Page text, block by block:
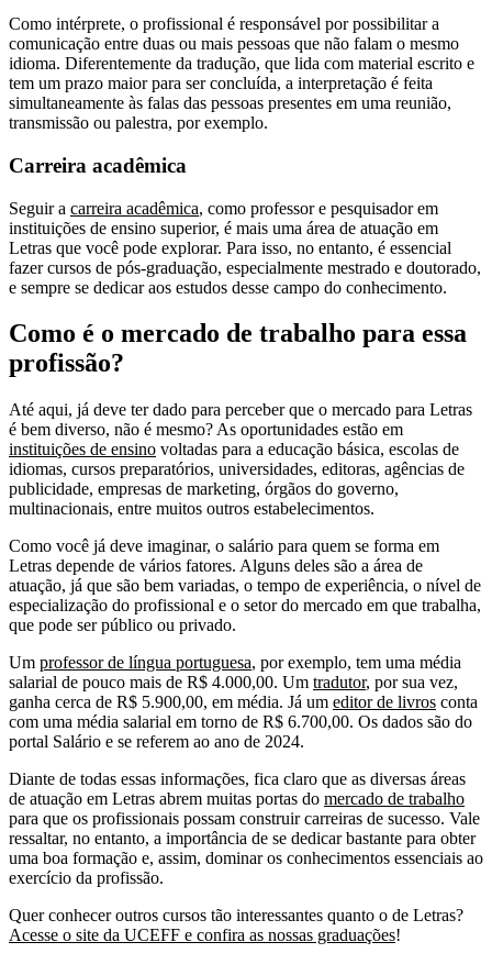
Como intérprete, o profissional é responsável por possibilitar a
comunicação entre duas ou mais pessoas que não falam o mesmo
idioma. Diferentemente da tradução, que lida com material escrito e
tem um prazo maior para ser concluída, a interpretação é feita
simultaneamente às falas das pessoas presentes em uma reunião,
transmissão ou palestra, por exemplo.
Carreira acadêmica
Seguir a carreira acadêmica, como professor e pesquisador em
instituições de ensino superior, é mais uma área de atuação em
Letras que você pode explorar. Para isso, no entanto, é essencial
fazer cursos de pós-graduação, especialmente mestrado e doutorado,
e sempre se dedicar aos estudos desse campo do conhecimento.
Como é o mercado de trabalho para essa
profissão?
Até aqui, já deve ter dado para perceber que o mercado para Letras
é bem diverso, não é mesmo? As oportunidades estão em
instituições de ensino voltadas para a educação básica, escolas de
idiomas, cursos preparatórios, universidades, editoras, agências de
publicidade, empresas de marketing, órgãos do governo,
multinacionais, entre muitos outros estabelecimentos.
Como você já deve imaginar, o salário para quem se forma em
Letras depende de vários fatores. Alguns deles são a área de
atuação, já que são bem variadas, o tempo de experiência, o nível de
especialização do profissional e o setor do mercado em que trabalha,
que pode ser público ou privado.
Um professor de língua portuguesa, por exemplo, tem uma média
salarial de pouco mais de R$ 4.000,00. Um tradutor, por sua vez,
ganha cerca de R$ 5.900,00, em média. Já um editor de livros conta
com uma média salarial em torno de R$ 6.700,00. Os dados são do
portal Salário e se referem ao ano de 2024.
Diante de todas essas informações, fica claro que as diversas áreas
de atuação em Letras abrem muitas portas do mercado de trabalho
para que os profissionais possam construir carreiras de sucesso. Vale
ressaltar, no entanto, a importância de se dedicar bastante para obter
uma boa formação e, assim, dominar os conhecimentos essenciais ao
exercício da profissão.
Quer conhecer outros cursos tão interessantes quanto o de Letras?
Acesse o site da UCEFF e confira as nossas graduações!